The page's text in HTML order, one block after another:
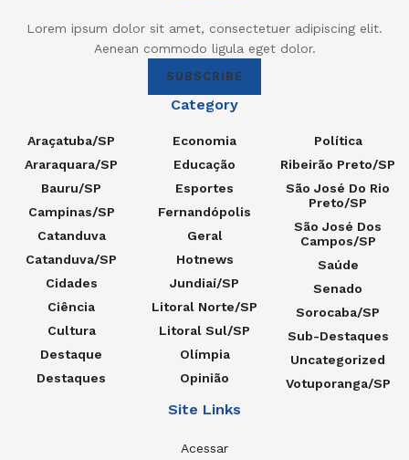
Lorem ipsum dolor sit amet, consectetuer adipiscing elit.
Aenean commodo ligula eget dolor.
SUBSCRIBE
Category
Araçatuba/SP
Araraquara/SP
Bauru/SP
Campinas/SP
Catanduva
Catanduva/SP
Cidades
Ciência
Cultura
Destaque
Destaques
Economia
Educação
Esportes
Fernandópolis
Geral
Hotnews
Jundiaí/SP
Litoral Norte/SP
Litoral Sul/SP
Olímpia
Opinião
Política
Ribeirão Preto/SP
São José Do Rio
Preto/SP
São José Dos
Campos/SP
Saúde
Senado
Sorocaba/SP
Sub-Destaques
Uncategorized
Votuporanga/SP
Site Links
Acessar